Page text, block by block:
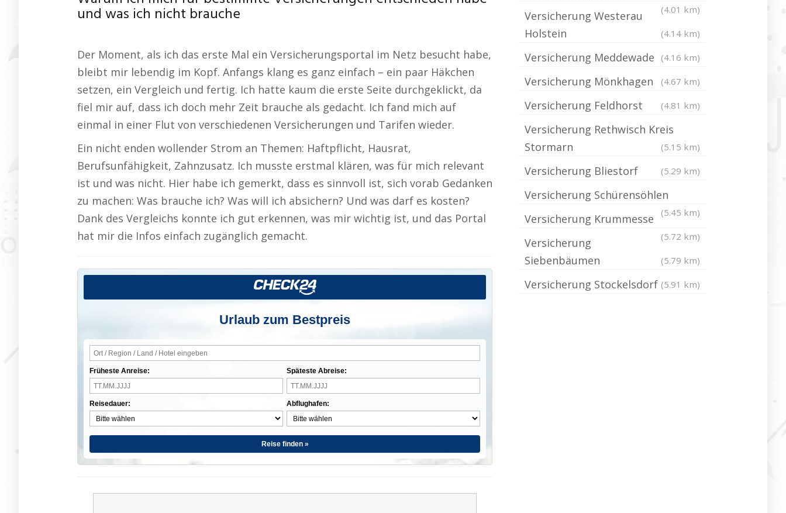
und was ich nicht brauche
Der Moment, als ich das erste Mal ein Versicherungsportal im Netz besucht habe,
bleibt mir lebendig im Kopf. Anfangs klang es ganz einfach – ein paar Häkchen
setzen, ein Vergleich und fertig. Ich hatte kaum die erste Seite durchgeklickt, da
fiel mir auf, dass ich doch mehr Zeit brauche als gedacht. Ich fand mich auf
einmal in einer Flut von verschiedenen Versicherungen und Tarifen wieder.
Ein nicht enden wollender Strom an Themen: Haftpflicht, Hausrat,
Berufsunfähigkeit, Zahnzusatz. Ich musste erstmal klären, was für mich relevant
ist und was nicht. Hier habe ich gemerkt, dass es sinnvoll ist, sich vorab Gedanken
zu machen: Was brauche ich? Was will ich absichern? Und was darf es kosten?
Dank des Vergleichs konnte ich gut erkennen, was mir wichtig ist, und das Portal
hat mir die Infos einfach zugänglich gemacht.
Urlaub zum Bestpreis
Früheste Anreise:
Reisedauer:
Späteste Abreise:
Abflughafen:
Reise finden »
(4.01 km)
Versicherung Westerau
Holstein
(4.14 km)
Versicherung Meddewade (4.16 km)
Versicherung Mönkhagen (4.67 km)
Versicherung Feldhorst (4.81 km)
Versicherung Rethwisch Kreis
Stormarn
(5.15 km)
Versicherung Bliestorf (5.29 km)
Versicherung Schürensöhlen
(5.45 km)
Versicherung Krummesse
(5.72 km)
Versicherung
Siebenbäumen
(5.79 km)
Versicherung Stockelsdorf (5.91 km)